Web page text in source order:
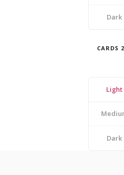
Dark
CARDS 2
Light
Dark